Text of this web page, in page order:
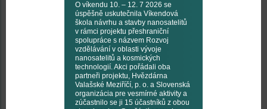
O víkendu 10. – 12. 7 2026 se
úspěšně uskutečnila Víkendová
škola návrhu a stavby nanosatelitů
v rámci projektu přeshraniční
spolupráce s názvem Rozvoj
vzdělávání v oblasti vývoje
nanosatelitů a kosmických
technologií. Akci pořádali oba
partneři projektu, Hvězdárna
Valašské Meziříčí, p. o. a Slovenská
organizácia pre vesmírné aktivity a
zúčastnilo se ji 15 účastníků z obou